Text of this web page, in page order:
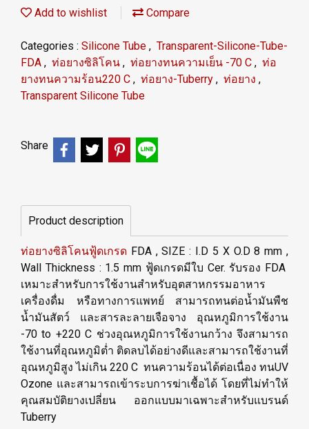
Add to wishlist Compare
Categories : Silicone Tube , Transparent-Silicone-Tube-
FDA , ท่อยางซิลิโคน , ท่อยางทนความเย็น -70 C , ท่อ
ยางทนความร้อน220 C , ท่อยาง-Tuberry , ท่อยาง ,
Transparent Silicone Tube
Share
Product description
ท่อยางซิลิโคนฟู้ดเกรด FDA , SIZE : I.D 5 X O.D 8 mm ,
Wall Thickness : 1.5 mm ฟู้ดเกรดมีใบ Cer. รับรอง FDA
เหมาะสำหรับการใช้งานสำหรับอุตสาหกรรมอาหาร
เครื่องดื่ม หรือทางการแพทย์ สามารถทนต่อน้ำมันพืช
น้ำมันสัตว์ และสารละลายเจือจาง อุณหภูมิการใช้งาน
-70 to +220 C ช่วงอุณหภูมิการใช้งานกว้าง จึงสามารถ
ใช้งานที่อุณหภูมิต่ำ ติดลบได้อย่างดีและสามารถใช้งานที่
อุณหภูมิสูง ไม่เกิน 220 C ทนความร้อนได้ต่อเนื่อง ทนUV
Ozone และสามารถเข้าระบการฆ่าเชื้อได้ โดยที่ไม่ทำให้
คุณสมบัติยางเปลี่ยน ออกแบบมาเฉพาะสำหรับแบรนด์
Tuberry